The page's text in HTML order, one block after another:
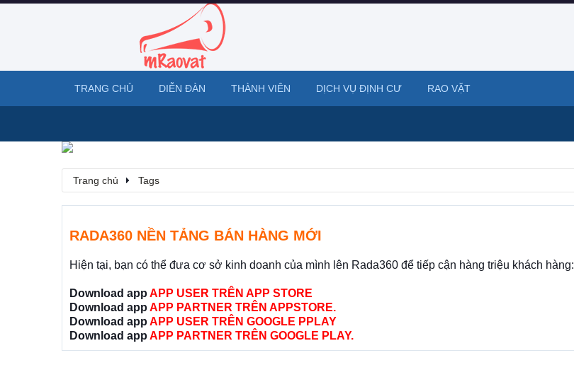
Trang chủ Tags
RADA360 NỀN TẢNG BÁN HÀNG MỚI
Hiện tại, bạn có thể đưa cơ sở kinh doanh của mình lên Rada360 để tiếp cận hàng triệu khách hàng:
Download app APP USER TRÊN APP STORE
Download app APP PARTNER TRÊN APPSTORE.
Download app APP USER TRÊN GOOGLE PPLAY
Download app APP PARTNER TRÊN GOOGLE PLAY.
TRANG CHỦ DIỄN ĐÀN THÀNH VIÊN DỊCH VỤ ĐỊNH CƯ RAO VẶT